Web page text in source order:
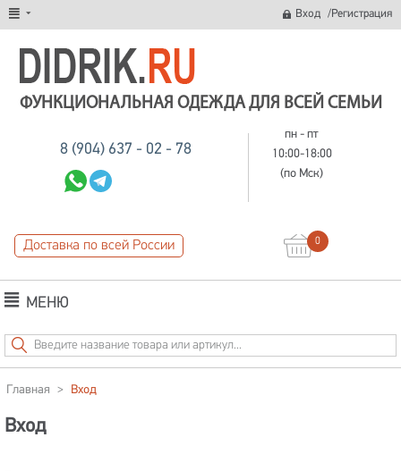
Вход /Регистрация
ФУНКЦИОНАЛЬНАЯ ОДЕЖДА ДЛЯ ВСЕЙ СЕМЬИ
8 (904) 637 - 02 - 78
пн - пт
10:00-18:00
(по Мск)
Доставка по всей России 0
МЕНЮ
Главная > Вход
Вход